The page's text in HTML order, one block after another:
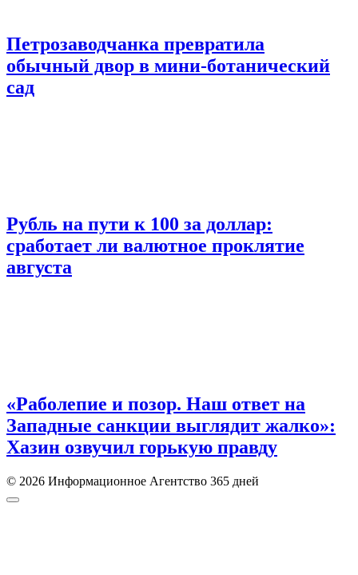
Петрозаводчанка превратила
обычный двор в мини-ботанический
сад
Рубль на пути к 100 за доллар:
сработает ли валютное проклятие
августа
«Раболепие и позор. Наш ответ на
Западные санкции выглядит жалко»:
Хазин озвучил горькую правду
© 2026 Информационное Агентство 365 дней